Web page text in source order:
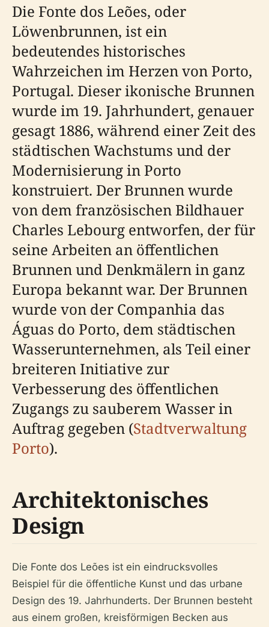
Die Fonte dos Leões, oder
Löwenbrunnen, ist ein
bedeutendes historisches
Wahrzeichen im Herzen von Porto,
Portugal. Dieser ikonische Brunnen
wurde im 19. Jahrhundert, genauer
gesagt 1886, während einer Zeit des
städtischen Wachstums und der
Modernisierung in Porto
konstruiert. Der Brunnen wurde
von dem französischen Bildhauer
Charles Lebourg entworfen, der für
seine Arbeiten an öffentlichen
Brunnen und Denkmälern in ganz
Europa bekannt war. Der Brunnen
wurde von der Companhia das
Águas do Porto, dem städtischen
Wasserunternehmen, als Teil einer
breiteren Initiative zur
Verbesserung des öffentlichen
Zugangs zu sauberem Wasser in
Auftrag gegeben (Stadtverwaltung
Porto).
Architektonisches
Design
Die Fonte dos Leões ist ein eindrucksvolles
Beispiel für die öffentliche Kunst und das urbane
Design des 19. Jahrhunderts. Der Brunnen besteht
aus einem großen, kreisförmigen Becken aus